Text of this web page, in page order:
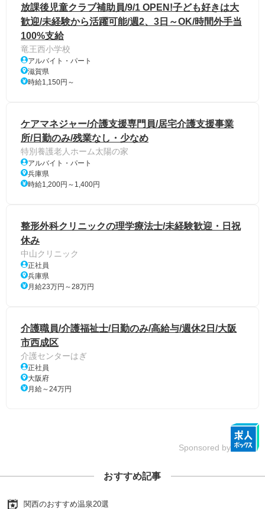
放課後児童クラブ補助員/9/1 OPEN!子ども好きは大
歓迎/未経験から活躍可能/週2、3日～OK/時間外手当
100%支給
竜王西小学校
アルバイト・パート
滋賀県
時給1,150円～
ケアマネジャー/介護支援専門員/居宅介護支援事業
所/日勤のみ/残業なし・少なめ
特別養護老人ホーム太陽の家
アルバイト・パート
兵庫県
時給1,200円～1,400円
整形外科クリニックの理学療法士/未経験歓迎・日祝
休み
中山クリニック
正社員
兵庫県
月給23万円～28万円
介護職員/介護福祉士/日勤のみ/高給与/週休2日/大阪
市西成区
介護センターはぎ
正社員
大阪府
月給～24万円
Sponsored by
おすすめ記事
関西のおすすめ温泉20選